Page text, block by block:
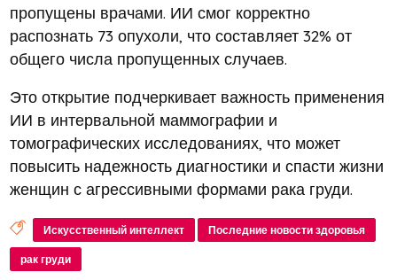
пропущены врачами. ИИ смог корректно
распознать 73 опухоли, что составляет 32% от
общего числа пропущенных случаев.
Это открытие подчеркивает важность применения
ИИ в интервальной маммографии и
томографических исследованиях, что может
повысить надежность диагностики и спасти жизни
женщин с агрессивными формами рака груди.
Искусственный интеллект Последние новости здоровья
рак груди